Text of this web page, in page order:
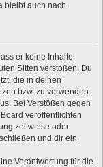
bleibt auch nach
er keine Inhalte
Sitten verstoßen. Du
die in deinen
bzw. zu verwenden.
Bei Verstößen gegen
veröffentlichten
zeitweise oder
und dir ein
Verantwortung für die